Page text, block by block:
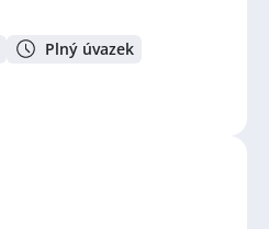
Plný úvazek